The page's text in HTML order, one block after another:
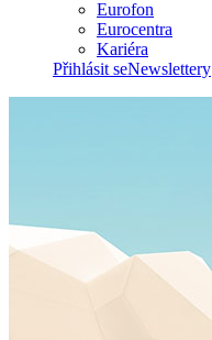
Eurofon
Eurocentra
Kariéra
Přihlásit seNewslettery